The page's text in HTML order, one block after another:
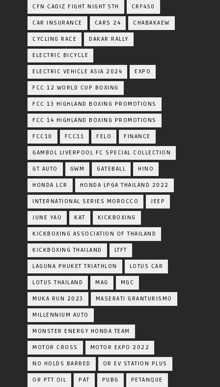
CFN CADIZ FIGHT NIGHT 5TH CRF450
CAR INSURANCE CARS 24 CHABAKAEW
CYCLING RACE DAKAR RALLY
ELECTRIC BICYCLE
ELECTRIC VEHICLE ASIA 2024 EXPO
FCC 12 WORLD CUP BOXING
FCC 13 HIGHLAND BOXING PROMOTIONS
FCC 14 HIGHLAND BOXING PROMOTIONS
FCC10 FCC11 FELO FINANCE
GAMBOL LIVERPOOL FC SPECIAL COLLECTION
GT AUTO GWM GATEBALL HINO
HONDA LCR HONDA LPGA THAILAND 2022
INTERNATIONAL SERIES MOROCCO JEEP
JUNE YAO KAT KICKBOXING
KICKBOXING ASSOCIATION OF THAILAND
KICKBOXING THAILAND LTFT
LAGUNA PHUKET TRIATHLON LOTUS CAR
LOTUS THAILAND MAG MGC
MUKA RUN 2023 MASERATI GRANTURISMO
MILLENNIUM AUTO
MONSTER ENERGY HONDA TEAM
MOTOR CROSS MOTOR EXPO 2022
NO HOLDS BARRED OR EV STATION PLUS
OR PTT OIL PAT PUBG PETANQUE